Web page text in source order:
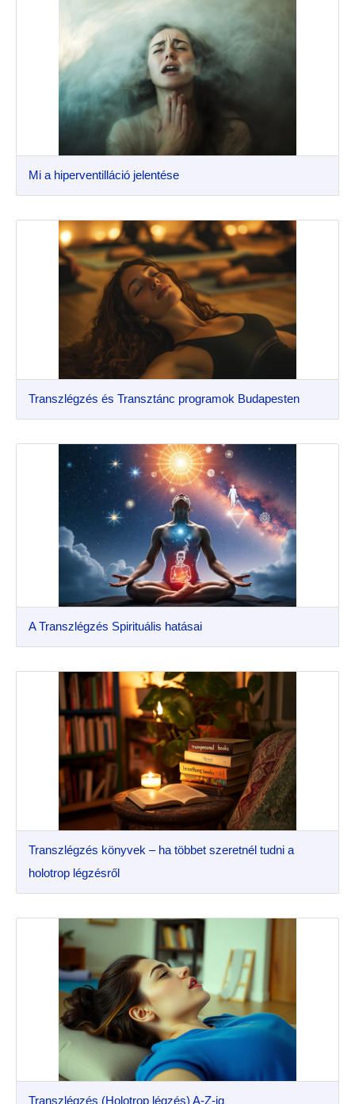
Mi a hiperventilláció jelentése
Transzlégzés és Transztánc programok Budapesten
A Transzlégzés Spirituális hatásai
Transzlégzés könyvek – ha többet szeretnél tudni a
holotrop légzésről
Transzlégzés (Holotrop légzés) A-Z-ig